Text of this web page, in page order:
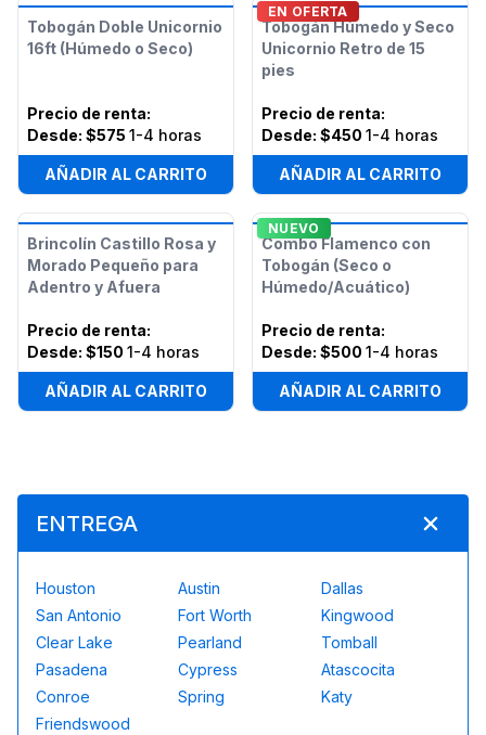
Tobogán Doble Unicornio
16ft (Húmedo o Seco)
Precio de renta:
Desde: $575 1-4 horas
AÑADIR AL CARRITO
EN OFERTA
Tobogán Húmedo y Seco
Unicornio Retro de 15
pies
Precio de renta:
Desde: $450 1-4 horas
AÑADIR AL CARRITO
Brincolín Castillo Rosa y
Morado Pequeño para
Adentro y Afuera
Precio de renta:
Desde: $150 1-4 horas
AÑADIR AL CARRITO
NUEVO
Combo Flamenco con
Tobogán (Seco o
Húmedo/Acuático)
Precio de renta:
Desde: $500 1-4 horas
AÑADIR AL CARRITO
ENTREGA
Houston Austin
Dallas
San Antonio
Fort Worth
Kingwood
Clear Lake
Pearland
Tomball
Pasadena
Cypress
Atascocita
Conroe
Spring
Katy
Friendswood